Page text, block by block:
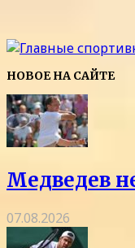
НОВОЕ НА САЙТЕ
Медведев
07.08.2026